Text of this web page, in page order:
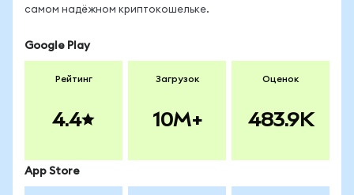
самом надёжном криптокошельке.
Google Play
Рейтинг
4.4
Загрузок
10M+
Оценок
483.9K
App Store